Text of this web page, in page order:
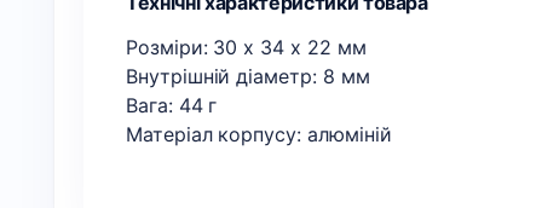
Розміри: 30 х 34 х 22 мм
Внутрішній діаметр: 8 мм
Вага: 44 г
Матеріал корпусу: алюміній